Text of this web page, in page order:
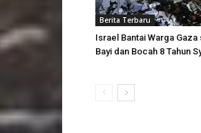
Berita Terbaru
Israel Bantai Warga Gaza
Bayi dan Bocah 8 Tahun